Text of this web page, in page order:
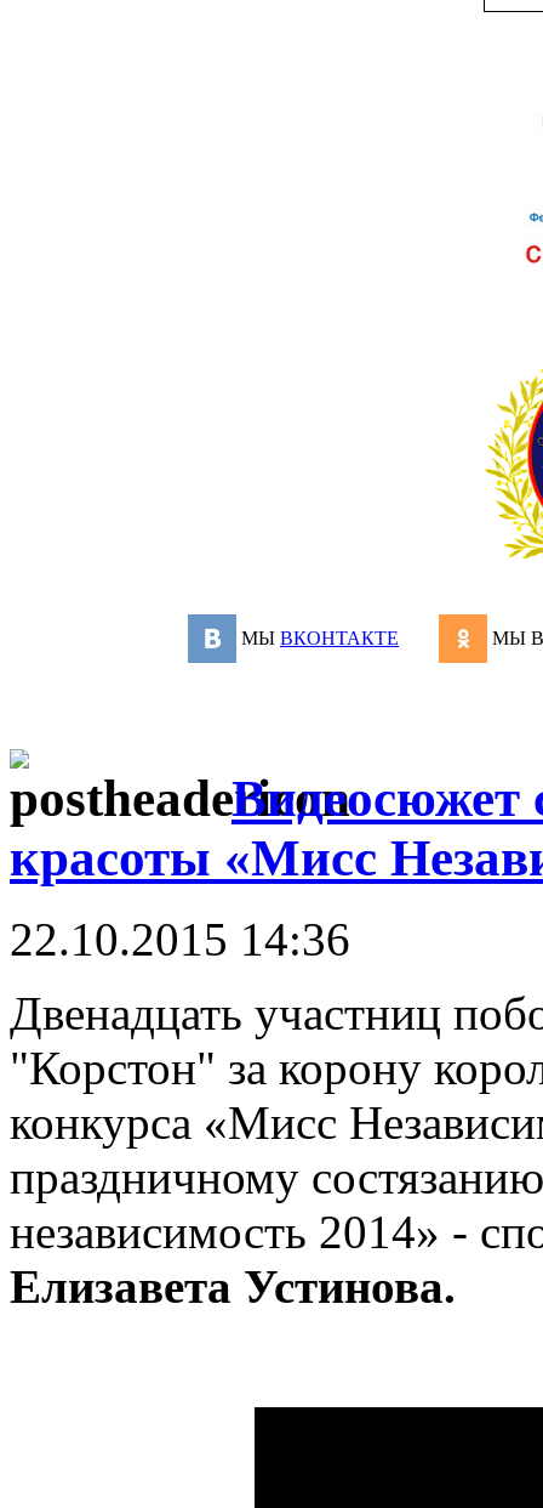
МЫ ВКОНТАКТЕ МЫ
Видеосюжет
красоты «Мисс
22.10.2015 14:36
Двенадцать участниц
"Корстон" за корону
конкурса «Мисс
праздничному
независимость 2014» -
Елизавета Устинова.